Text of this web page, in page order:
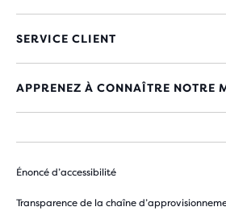
SERVICE CLIENT
APPRENEZ À CONNAÎTRE NOTRE
Énoncé d’accessibilité
Transparence de la chaîne